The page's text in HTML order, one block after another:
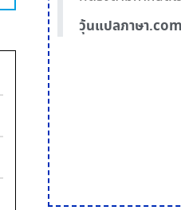
วุ้นแปลภาษา.com